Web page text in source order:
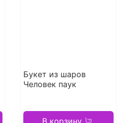
Букет из шаров
Человек паук
В корзину